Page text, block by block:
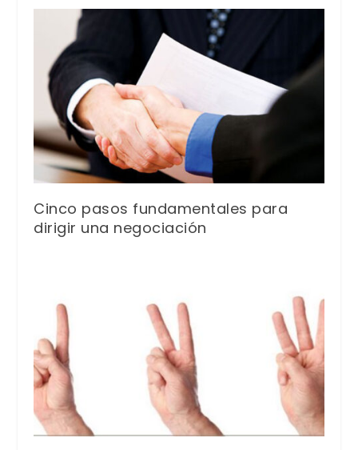
Cinco pasos fundamentales para
dirigir una negociación